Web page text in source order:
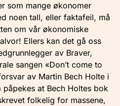
som mange økonomer
noen tall, eller faktafeil, må
om vår økonomiske
Ellers kan det gå oss
av Braver,
sangen «Don’t come to
av Martin Bech Holte i
påpekes at Bech Holtes bok
folkelig for massene,